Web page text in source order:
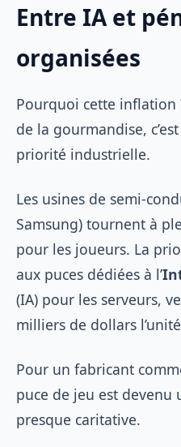
Entre IA et
organisées
Pourquoi cette inflation
de la gourmandise,
priorité industrielle.
Les usines de semi-
Samsung) tournent à
pour les joueurs. La
aux puces dédiées à l’
(IA) pour les serveurs,
milliers de dollars
Pour un fabricant
puce de jeu est devenu
presque caritative.